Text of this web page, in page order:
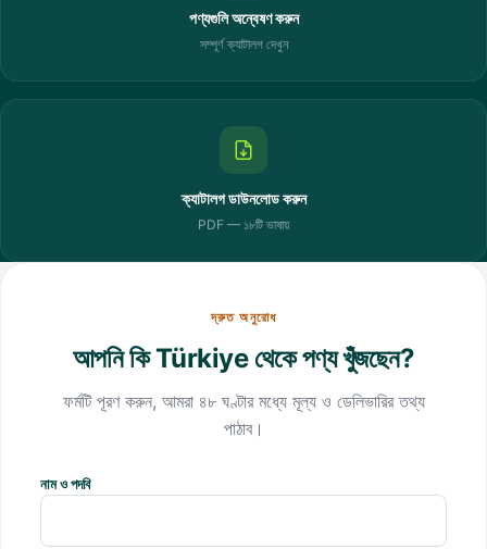
পণ্যগুলি অন্বেষণ করুন
সম্পূর্ণ ক্যাটালগ দেখুন
ক্যাটালগ ডাউনলোড করুন
PDF — ১৮টি ভাষায়
দ্রুত অনুরোধ
আপনি কি Türkiye থেকে পণ্য খুঁজছেন?
ফর্মটি পূরণ করুন, আমরা ৪৮ ঘণ্টার মধ্যে মূল্য ও ডেলিভারির তথ্য
পাঠাব।
নাম ও পদবি